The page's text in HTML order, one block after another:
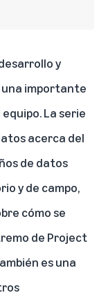
y
importante
La serie
acerca del
de datos
y de campo,
cómo se
de Project
es una